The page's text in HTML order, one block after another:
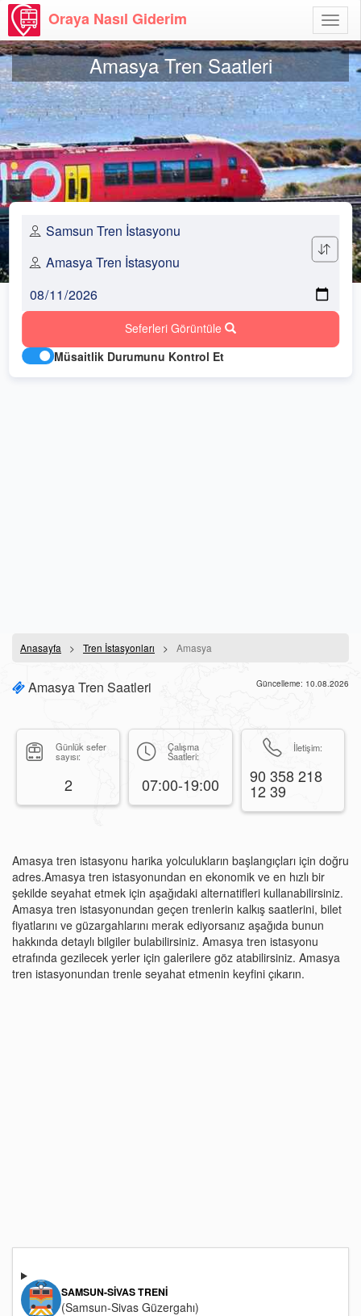
Aç
Oraya Nasıl Giderim
Amasya Tren Saatleri
Seferleri Görüntüle
Müsaitlik Durumunu Kontrol Et
Anasayfa Tren İstasyonları Amasya
Amasya Tren Saatleri Güncelleme: 10.08.2026
Günlük sefer
sayısı:
2
Çalışma
Saatleri:
07:00-19:00
İletişim:
90 358 218
12 39
Amasya tren istasyonu harika yolculukların başlangıçları için doğru
adres.Amasya tren istasyonundan en ekonomik ve en hızlı bir
şekilde seyahat etmek için aşağıdaki alternatifleri kullanabilirsiniz.
Amasya tren istasyonundan geçen trenlerin kalkış saatlerini, bilet
fiyatlarını ve güzargahlarını merak ediyorsanız aşağıda bunun
hakkında detaylı bilgiler bulabilirsiniz. Amasya tren istasyonu
etrafında gezilecek yerler için galerilere göz atabilirsiniz. Amasya
tren istasyonundan trenle seyahat etmenin keyfini çıkarın.
SAMSUN-SIVAS TRENI
(Samsun-Sivas Güzergahı)